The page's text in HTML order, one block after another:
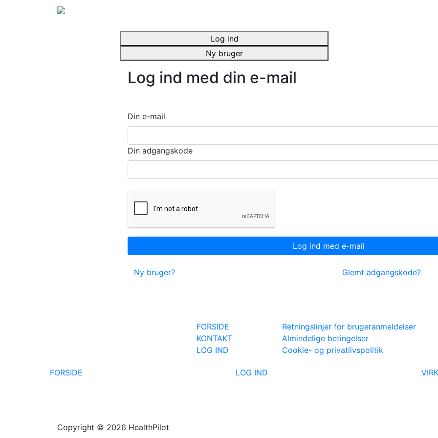
Log ind
Ny bruger
Log ind med din e-mail
Din e-mail
Din adgangskode
Ny bruger? Glemt adgangskode?
FORSIDE
KONTAKT
LOG IND
Retningslinjer for brugeranmeldelser
Almindelige betingelser
Cookie- og privatlivspolitik
FORSIDE
LOG IND
Copyright © 2026 HealthPilot